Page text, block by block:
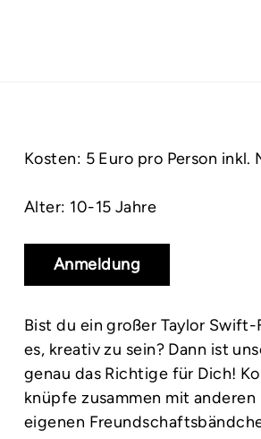
Kosten: 5 Euro pro Person inkl.
Alter: 10-15 Jahre
Anmeldung
Bist du ein großer Taylor Swift-
es, kreativ zu sein? Dann ist
genau das Richtige für Dich!
knüpfe zusammen mit anderen
eigenen